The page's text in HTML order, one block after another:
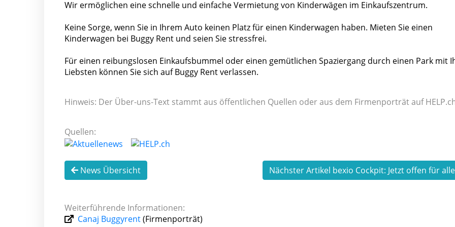
Wir ermöglichen eine schnelle und einfache Vermietung von Kinderwägen im Einkaufszentrum.
Keine Sorge, wenn Sie in Ihrem Auto keinen Platz für einen Kinderwagen haben. Mieten Sie einen
Kinderwagen bei Buggy Rent und seien Sie stressfrei.
Für einen reibungslosen Einkaufsbummel oder einen gemütlichen Spaziergang durch einen Park mit
Liebsten können Sie sich auf Buggy Rent verlassen.
Hinweis: Der Über-uns-Text stammt aus öffentlichen Quellen oder aus dem Firmenporträt auf
Quellen:
News Übersicht Nächster Artikel bexio Cockpit: Jetzt offen für alle
Weiterführende Informationen:
Canaj Buggyrent(Firmenporträt)